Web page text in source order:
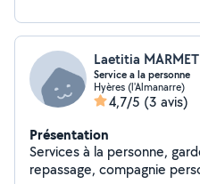
Laetitia MARMET
Service a la personne
Hyères (l'Almanarre)
4,7/5 (3 avis)
Présentation
Services à la personne,
repassage, compagnie